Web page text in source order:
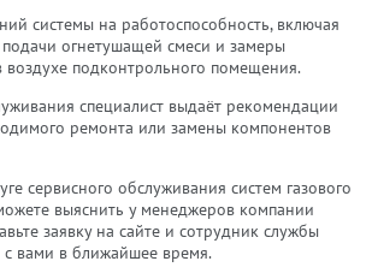
системы на работоспособность, включая
огнетушащей смеси и замеры
воздухе подконтрольного помещения.
специалист выдаёт рекомендации
ремонта или замены компонентов
сервисного обслуживания систем газового
выяснить у менеджеров компании
заявку на сайте и сотрудник службы
с вами в ближайшее время.